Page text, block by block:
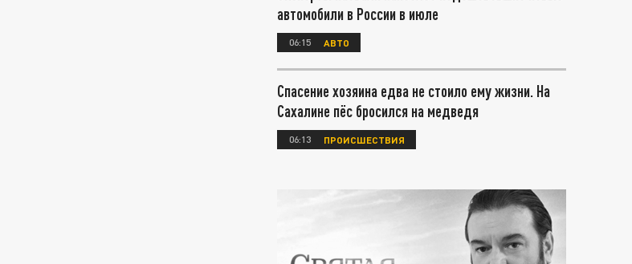
автомобили в России в июле
06:15 АВТО
Спасение хозяина едва не стоило ему жизни. На
Сахалине пёс бросился на медведя
06:13 ПРОИСШЕСТВИЯ